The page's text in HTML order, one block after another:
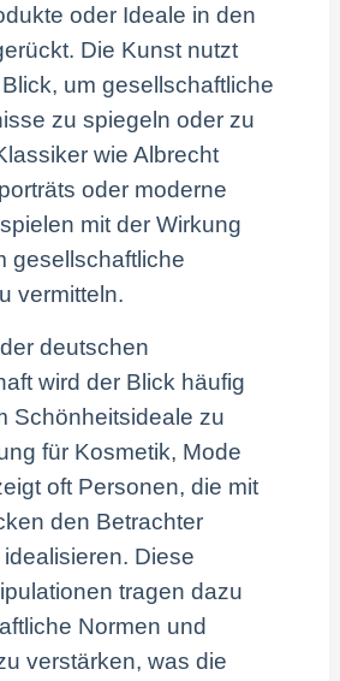
oder Ideale in den
Die Kunst nutzt
um gesellschaftliche
zu spiegeln oder zu
wie Albrecht
oder moderne
mit der Wirkung
gesellschaftliche
vermitteln.
deutschen
wird der Blick häufig
Schönheitsideale zu
für Kosmetik, Mode
oft Personen, die mit
den Betrachter
Diese
tragen dazu
Normen und
verstärken, was die